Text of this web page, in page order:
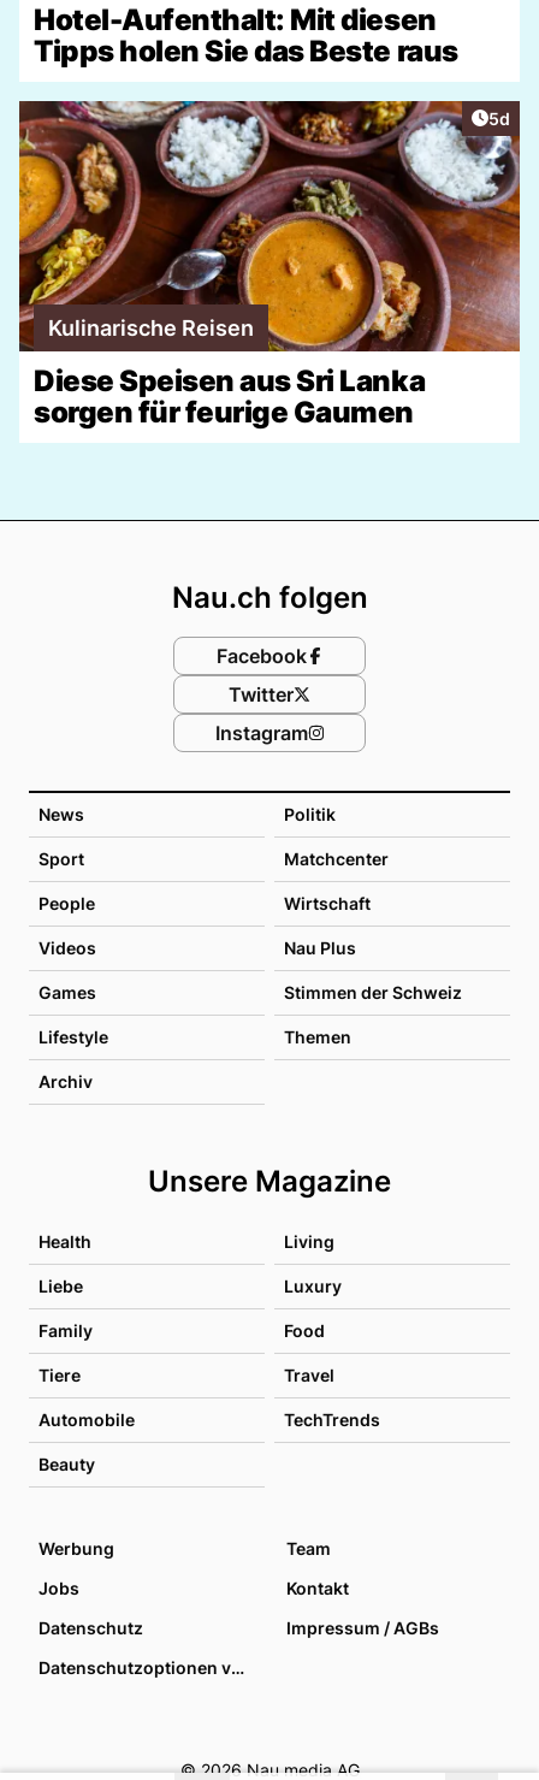
Hotel-Aufenthalt: Mit diesen
Tipps holen Sie das Beste raus
5d
Kulinarische Reisen
Diese Speisen aus Sri Lanka
sorgen für feurige Gaumen
News Politik
Sport Matchcenter
People Wirtschaft
Videos Nau Plus
Games Stimmen der Schweiz
Lifestyle Themen
Archiv
Unsere Magazine
Health Living
Liebe Luxury
Family Food
Tiere Travel
Automobile TechTrends
Beauty
Nau.ch folgen
Facebook
Twitter
Instagram
Werbung
Team
Jobs
Kontakt
Datenschutz
Impressum / AGBs
Datenschutzoptionen verwalten
© 2026 Nau media AG